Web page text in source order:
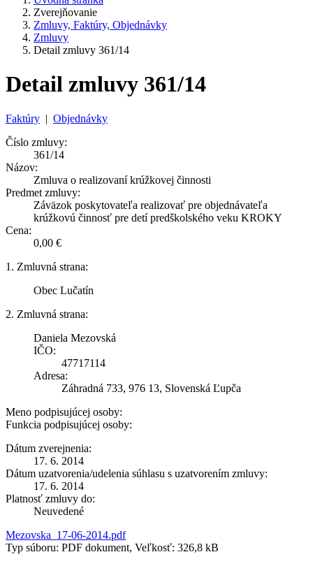
Zverejňovanie
Zmluvy, Faktúry, Objednávky
Zmluvy
Detail zmluvy 361/14
Detail zmluvy 361/14
Faktúry | Objednávky
Číslo zmluvy:
361/14
Názov:
Zmluva o realizovaní krúžkovej činnosti
Predmet zmluvy:
Záväzok poskytovateľa realizovať pre objednávateľa
krúžkovú činnosť pre detí predškolského veku KROKY
Cena:
0,00 €
1. Zmluvná strana:
Obec Lučatín
2. Zmluvná strana:
Daniela Mezovská
IČO:
47717114
Adresa:
Záhradná 733, 976 13, Slovenská Ľupča
Meno podpisujúcej osoby:
Funkcia podpisujúcej osoby:
Dátum zverejnenia:
17. 6. 2014
Dátum uzatvorenia/udelenia súhlasu s uzatvorením zmluvy:
17. 6. 2014
Platnosť zmluvy do:
Neuvedené
Mezovska_17-06-2014.pdf
Typ súboru: PDF dokument, Veľkosť: 326,8 kB